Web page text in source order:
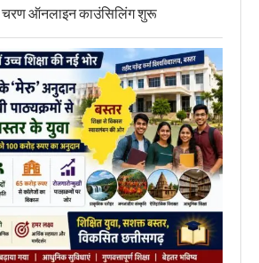
चरण ऑनलाइन काउंसिलिंग शुरू